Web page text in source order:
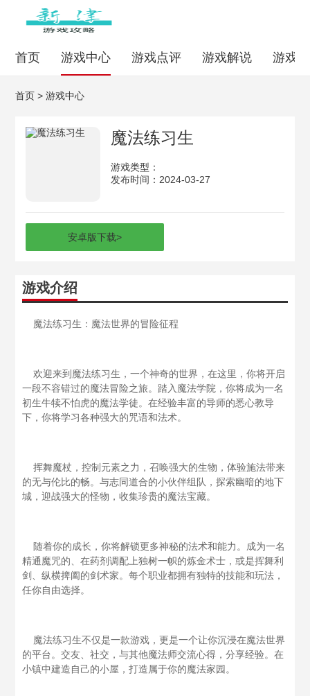
首页 游戏中心 游戏点评 游戏解说 游戏
首页 >游戏中心
魔法练习生
游戏类型：
发布时间：2024-03-27
安卓版下载>
游戏介绍
魔法练习生：魔法世界的冒险征程
欢迎来到魔法练习生，一个神奇的世界，在这里，你将开启
一段不容错过的魔法冒险之旅。踏入魔法学院，你将成为一名
初生牛犊不怕虎的魔法学徒。在经验丰富的导师的悉心教导
下，你将学习各种强大的咒语和法术。
挥舞魔杖，控制元素之力，召唤强大的生物，体验施法带来
的无与伦比的畅。与志同道合的小伙伴组队，探索幽暗的地下
城，迎战强大的怪物，收集珍贵的魔法宝藏。
随着你的成长，你将解锁更多神秘的法术和能力。成为一名
精通魔咒的、在药剂调配上独树一帜的炼金术士，或是挥舞利
剑、纵横捭阖的剑术家。每个职业都拥有独特的技能和玩法，
任你自由选择。
魔法练习生不仅是一款游戏，更是一个让你沉浸在魔法世界
的平台。交友、社交，与其他魔法师交流心得，分享经验。在
小镇中建造自己的小屋，打造属于你的魔法家园。